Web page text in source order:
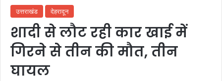
उत्तराखंड देहरादून
शादी से लौट रही कार खाई में
गिरने से तीन की मौत, तीन
घायल